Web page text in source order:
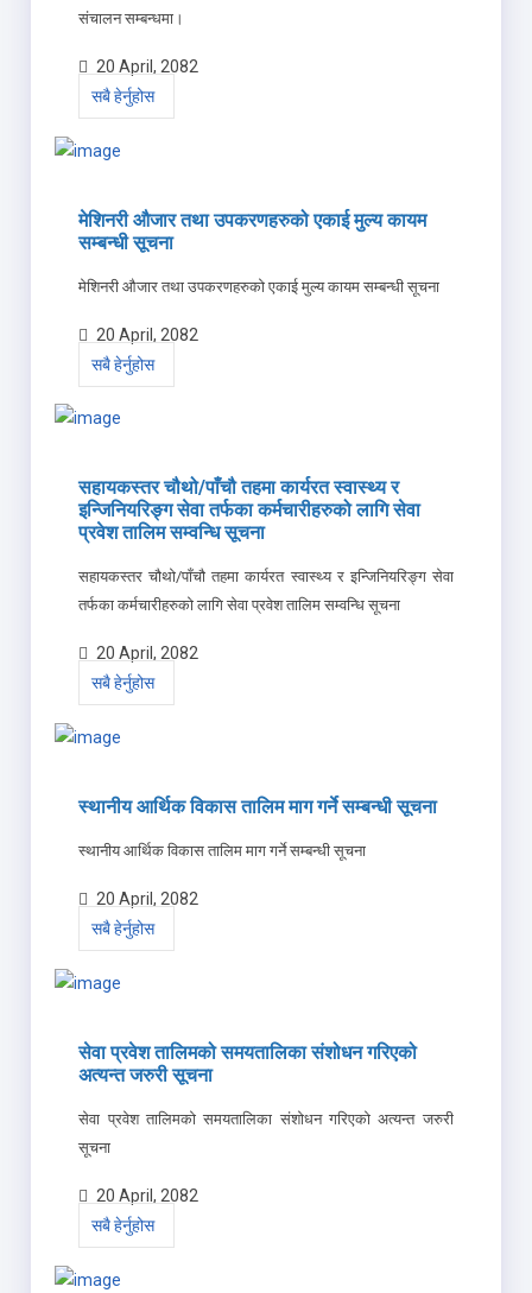
संचालन सम्बन्धमा।
20 April, 2082
सबै हेर्नुहोस
मेशिनरी औजार तथा उपकरणहरुको एकाई मुल्य कायम
सम्बन्धी सूचना
मेशिनरी औजार तथा उपकरणहरुको एकाई मुल्य कायम सम्बन्धी सूचना
20 April, 2082
सबै हेर्नुहोस
सहायकस्तर चौथो/पाँचौ तहमा कार्यरत स्वास्थ्य र
इन्जिनियरिङ्ग सेवा तर्फका कर्मचारीहरुको लागि सेवा
प्रवेश तालिम सम्वन्धि सूचना
सहायकस्तर चौथो/पाँचौ तहमा कार्यरत स्वास्थ्य र इन्जिनियरिङ्ग सेवा
तर्फका कर्मचारीहरुको लागि सेवा प्रवेश तालिम सम्वन्धि सूचना
20 April, 2082
सबै हेर्नुहोस
स्थानीय आर्थिक विकास तालिम माग गर्ने सम्बन्धी सूचना
स्थानीय आर्थिक विकास तालिम माग गर्ने सम्बन्धी सूचना
20 April, 2082
सबै हेर्नुहोस
सेवा प्रवेश तालिमको समयतालिका संशोधन गरिएको
अत्यन्त जरुरी सूचना
सेवा प्रवेश तालिमको समयतालिका संशोधन गरिएको अत्यन्त जरुरी
सूचना
20 April, 2082
सबै हेर्नुहोस